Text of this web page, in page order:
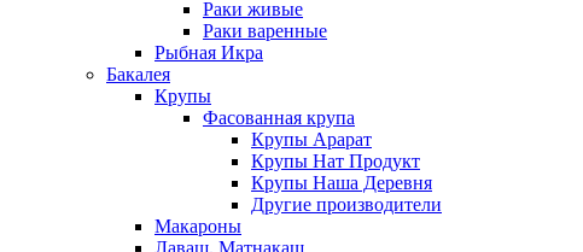
Раки живые
Раки варенные
Рыбная Икра
Бакалея
Крупы
Фасованная крупа
Крупы Арарат
Крупы Нат Продукт
Крупы Наша Деревня
Другие производители
Макароны
Лаваш. Матнакаш